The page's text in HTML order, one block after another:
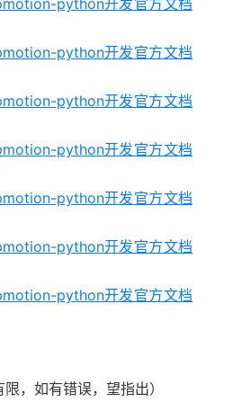
python开发官方文档
python开发官方文档
python开发官方文档
python开发官方文档
python开发官方文档
python开发官方文档
python开发官方文档
，如有错误，望指出）